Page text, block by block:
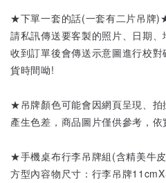
★下單一套的話(一套有二片吊牌
請私訊傳送要客製的照片、日期、
收到訂單後會傳送示意圖進行校
貨時間呦!
★吊牌顏色可能會因網頁呈現、拍
產生色差，商品圖片僅供參考，
★手機桌布行李吊牌組(含精美牛
方型內容物尺寸：行李吊牌